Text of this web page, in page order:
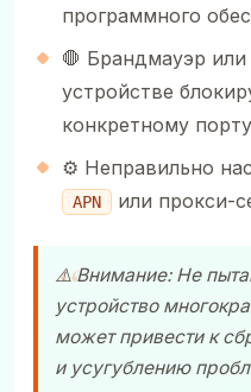
программного
🛑 Брандмауэр
устройстве
конкретному
⚙️ Неправильно
APN или прокси-
⚠️ Внимание: Не
устройство
может привести к
и усугублению